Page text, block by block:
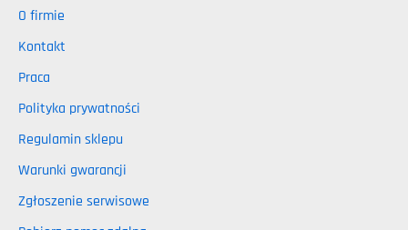
O firmie
Kontakt
Praca
Polityka prywatności
Regulamin sklepu
Warunki gwarancji
Zgłoszenie serwisowe